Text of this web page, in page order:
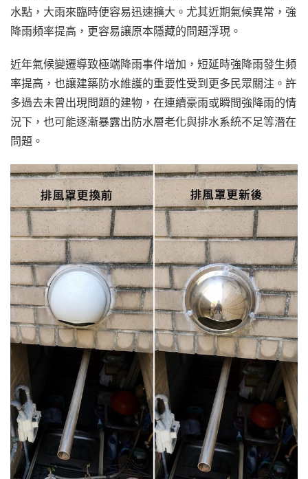
水點，大雨來臨時便容易迅速擴大。尤其近期氣候異常，強
降雨頻率提高，更容易讓原本隱藏的問題浮現。
近年氣候變遷導致極端降雨事件增加，短延時強降雨發生頻
率提高，也讓建築防水維護的重要性受到更多民眾關注。許
多過去未曾出現問題的建物，在連續豪雨或瞬間強降雨的情
況下，也可能逐漸暴露出防水層老化與排水系統不足等潛在
問題。